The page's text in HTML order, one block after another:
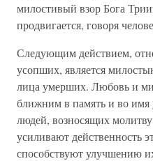
милостивый взор Бога
продвигается, говоря
Следующим действием,
усопших, является
лица умерших. Любовь и
ближним в память и во
людей, возносящих
усиливают действенность
способствуют улучшению